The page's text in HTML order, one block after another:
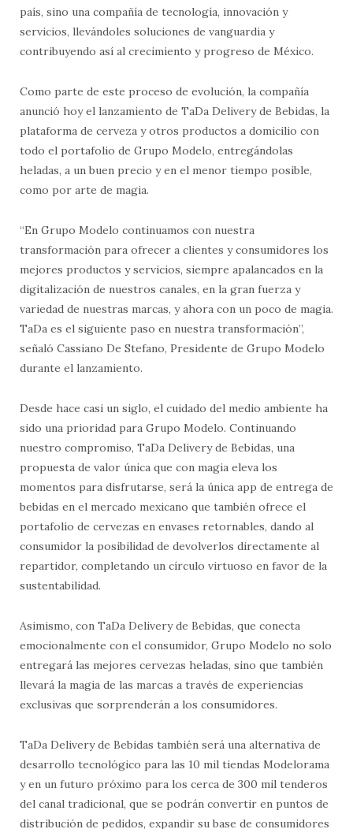
país, sino una compañía de tecnología, innovación y
servicios, llevándoles soluciones de vanguardia y
contribuyendo así al crecimiento y progreso de México.
Como parte de este proceso de evolución, la compañía
anunció hoy el lanzamiento de TaDa Delivery de Bebidas, la
plataforma de cerveza y otros productos a domicilio con
todo el portafolio de Grupo Modelo, entregándolas
heladas, a un buen precio y en el menor tiempo posible,
como por arte de magia.
“En Grupo Modelo continuamos con nuestra
transformación para ofrecer a clientes y consumidores los
mejores productos y servicios, siempre apalancados en la
digitalización de nuestros canales, en la gran fuerza y
variedad de nuestras marcas, y ahora con un poco de magia.
TaDa es el siguiente paso en nuestra transformación”,
señaló Cassiano De Stefano, Presidente de Grupo Modelo
durante el lanzamiento.
Desde hace casi un siglo, el cuidado del medio ambiente ha
sido una prioridad para Grupo Modelo. Continuando
nuestro compromiso, TaDa Delivery de Bebidas, una
propuesta de valor única que con magia eleva los
momentos para disfrutarse, será la única app de entrega de
bebidas en el mercado mexicano que también ofrece el
portafolio de cervezas en envases retornables, dando al
consumidor la posibilidad de devolverlos directamente al
repartidor, completando un círculo virtuoso en favor de la
sustentabilidad.
Asimismo, con TaDa Delivery de Bebidas, que conecta
emocionalmente con el consumidor, Grupo Modelo no solo
entregará las mejores cervezas heladas, sino que también
llevará la magia de las marcas a través de experiencias
exclusivas que sorprenderán a los consumidores.
TaDa Delivery de Bebidas también será una alternativa de
desarrollo tecnológico para las 10 mil tiendas Modelorama
y en un futuro próximo para los cerca de 300 mil tenderos
del canal tradicional, que se podrán convertir en puntos de
distribución de pedidos, expandir su base de consumidores